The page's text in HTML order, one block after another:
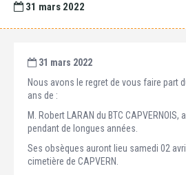
31 mars 2022
31 mars 2022
Nous avons le regret de vous faire part
ans de :
M. Robert LARAN du BTC
pendant de longues années.
Ses obsèques auront lieu samedi 02
cimetière de CAPVERN.